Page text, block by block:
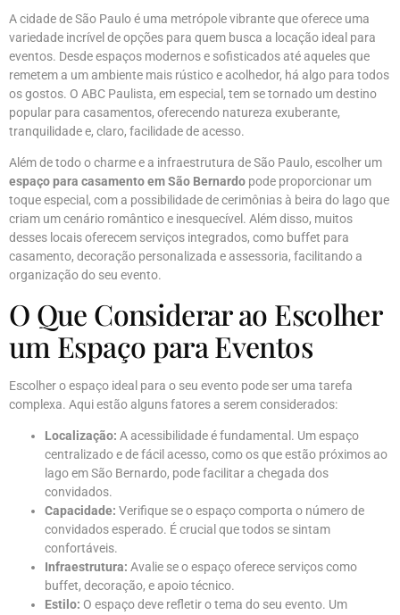
A cidade de São Paulo é uma metrópole vibrante que oferece uma
variedade incrível de opções para quem busca a locação ideal para
eventos. Desde espaços modernos e sofisticados até aqueles que
remetem a um ambiente mais rústico e acolhedor, há algo para todos
os gostos. O ABC Paulista, em especial, tem se tornado um destino
popular para casamentos, oferecendo natureza exuberante,
tranquilidade e, claro, facilidade de acesso.
Além de todo o charme e a infraestrutura de São Paulo, escolher um
espaço para casamento em São Bernardo pode proporcionar um
toque especial, com a possibilidade de cerimônias à beira do lago que
criam um cenário romântico e inesquecível. Além disso, muitos
desses locais oferecem serviços integrados, como buffet para
casamento, decoração personalizada e assessoria, facilitando a
organização do seu evento.
O Que Considerar ao Escolher
um Espaço para Eventos
Escolher o espaço ideal para o seu evento pode ser uma tarefa
complexa. Aqui estão alguns fatores a serem considerados:
Localização: A acessibilidade é fundamental. Um espaço
centralizado e de fácil acesso, como os que estão próximos ao
lago em São Bernardo, pode facilitar a chegada dos
convidados.
Capacidade: Verifique se o espaço comporta o número de
convidados esperado. É crucial que todos se sintam
confortáveis.
Infraestrutura: Avalie se o espaço oferece serviços como
buffet, decoração, e apoio técnico.
Estilo: O espaço deve refletir o tema do seu evento. Um